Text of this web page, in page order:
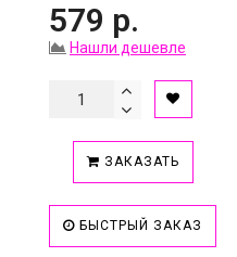
579 р.
Нашли дешевле
ЗАКАЗАТЬ
БЫСТРЫЙ ЗАКАЗ